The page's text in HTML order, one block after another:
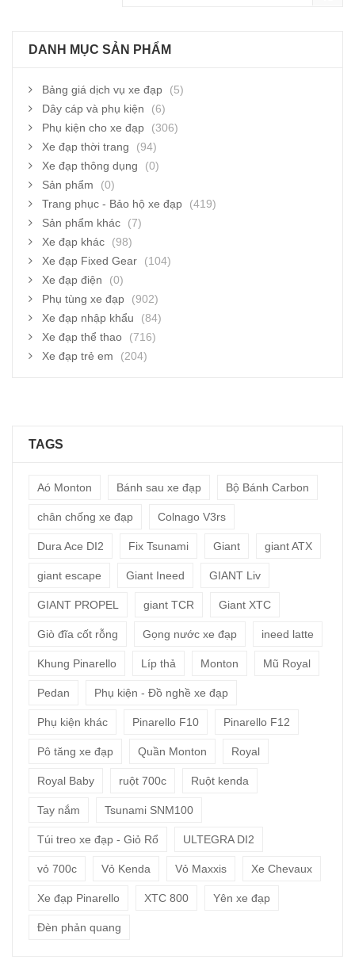
DANH MỤC SẢN PHẨM
Bảng giá dịch vụ xe đạp
(5)
Dây cáp và phụ kiện
(6)
Phụ kiện cho xe đạp
(306)
Xe đạp thời trang
(94)
Xe đạp thông dụng
(0)
Sản phẩm
(0)
Trang phục - Bảo hộ xe đạp
(419)
Sản phẩm khác
(7)
Xe đạp khác
(98)
Xe đạp Fixed Gear
(104)
Xe đạp điện
(0)
Phụ tùng xe đạp
(902)
Xe đạp nhập khẩu
(84)
Xe đạp thể thao
(716)
Xe đạp trẻ em
(204)
TAGS
Aó Monton Bánh sau xe đạp Bộ Bánh Carbon
chân chống xe đạp Colnago V3rs
Dura Ace DI2 Fix Tsunami Giant giant ATX
giant escape Giant Ineed GIANT Liv
GIANT PROPEL giant TCR Giant XTC
Giò đĩa cốt rỗng Gọng nước xe đạp ineed latte
Khung Pinarello Líp thả Monton Mũ Royal
Pedan Phụ kiện - Đồ nghề xe đạp
Phụ kiện khác Pinarello F10 Pinarello F12
Pô tăng xe đạp Quần Monton Royal
Royal Baby ruột 700c Ruột kenda
Tay nắm Tsunami SNM100
Túi treo xe đạp - Giỏ Rổ ULTEGRA DI2
vỏ 700c Vỏ Kenda Vỏ Maxxis Xe Chevaux
Xe đạp Pinarello XTC 800 Yên xe đạp
Đèn phản quang